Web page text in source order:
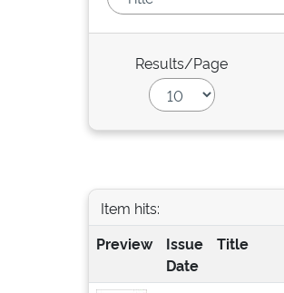
Results/Page
Item hits:
Preview
Issue
Date
Title